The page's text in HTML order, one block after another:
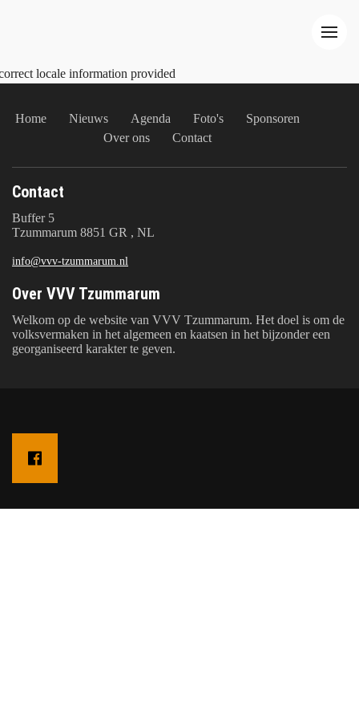
locale information provided
Home Nieuws Agenda Foto's
Sponsoren
Over ons
Contact
Contact
Buffer 5
Tzummarum 8851 GR , NL
info@vvv-tzummarum.nl
Over VVV Tzummarum
Welkom op de website van VVV Tzummarum. Het doel is om de
volksvermaken in het algemeen en kaatsen in het bijzonder een
georganiseerd karakter te geven.